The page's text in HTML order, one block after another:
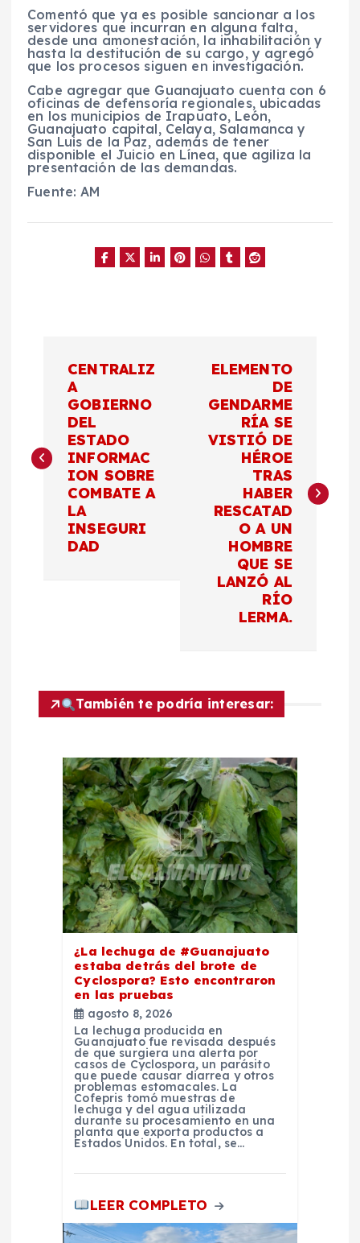
Comentó que ya es posible sancionar a los
servidores que incurran en alguna falta,
desde una amonestación, la inhabilitación y
hasta la destitución de su cargo, y agregó
que los procesos siguen en investigación.
Cabe agregar que Guanajuato cuenta con 6
oficinas de defensoría regionales, ubicadas
en los municipios de Irapuato, León,
Guanajuato capital, Celaya, Salamanca y
San Luis de la Paz, además de tener
disponible el Juicio en Línea, que agiliza la
presentación de las demandas.
Fuente: AM
e
n
CENTRALIZ
A
GOBIERNO
DEL
ESTADO
INFORMAC
ION SOBRE
COMBATE A
LA
INSEGURI
DAD
ELEMENTO
DE
GENDARME
RÍA SE
VISTIÓ DE
HÉROE
TRAS
HABER
RESCATAD
O A UN
HOMBRE
QUE SE
LANZÓ AL
RÍO
LERMA.
También te podría interesar:
¿La lechuga de #Guanajuato
estaba detrás del brote de
Cyclospora? Esto encontraron
en las pruebas
agosto 8, 2026
La lechuga producida en
Guanajuato fue revisada después
de que surgiera una alerta por
casos de Cyclospora, un parásito
que puede causar diarrea y otros
problemas estomacales. La
Cofepris tomó muestras de
lechuga y del agua utilizada
durante su procesamiento en una
planta que exporta productos a
Estados Unidos. En total, se…
LEER COMPLETO